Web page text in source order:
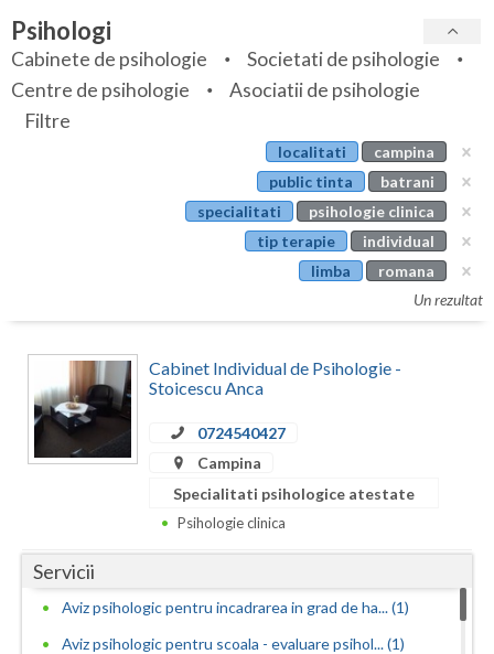
Bihor
Bistrita-Nasaud
Botosani
Calarasi
Caras-Severin
Dambovita
Specialitati
Servicii
Articole
Psihologi
Cabinete de psihologie
Societati de psihologie
Centre de psihologie
Asociatii de psihologie
Filtre
localitati
campina
public tinta
batrani
specialitati
psihologie clinica
tip terapie
individual
limba
romana
Un rezultat
Cabinet Individual de Psihologie -
Stoicescu Anca
0724540427
Campina
Specialitati psihologice atestate
Psihologie clinica
Servicii
Aviz psihologic pentru incadrarea in grad de ha... (1)
Aviz psihologic pentru scoala - evaluare psihol... (1)